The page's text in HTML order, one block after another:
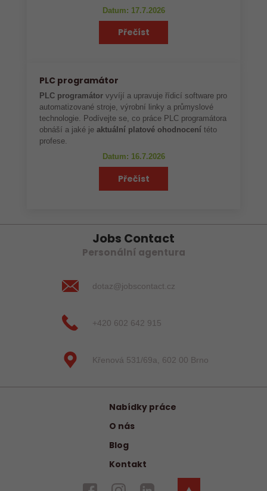
Datum: 17.7.2026
Přečíst
PLC programátor
PLC programátor vyvíjí a upravuje řídicí software pro
automatizované stroje, výrobní linky a průmyslové
technologie. Podívejte se, co práce PLC programátora
obnáší a jaké je aktuální platové ohodnocení této
profese.
Datum: 16.7.2026
Přečíst
Jobs Contact
Personální agentura
dotaz@jobscontact.cz
+420 602 642 915
Křenová 531/69a, 602 00 Brno
Nabídky práce
O nás
Blog
Kontakt